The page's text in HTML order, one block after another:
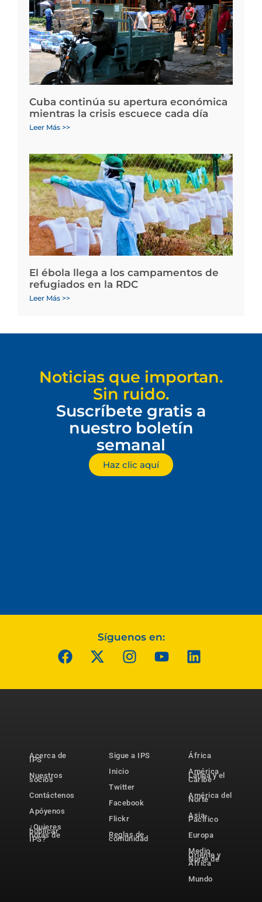
Cuba continúa su apertura económica
mientras la crisis escuece cada día
Leer Más >>
El ébola llega a los campamentos de
refugiados en la RDC
Leer Más >>
Noticias que importan.
Sin ruido.
Suscríbete gratis a
nuestro boletín
semanal
Haz clic aquí
Síguenos en:
Acerca de
IPS
Nuestros
socios
Contáctenos
Apóyenos
¿Quieres
publicar
notas de
IPS?
Sigue a IPS
Inicio
Twitter
Facebook
Flickr
Reglas de
comunidad
África
América
Latina y el
Caribe
América del
Norte
Asia-
Pacífico
Europa
Medio
Oriente y
Norte de
África
Mundo